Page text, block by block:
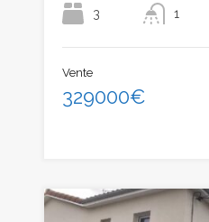
3 1
Vente
329000€